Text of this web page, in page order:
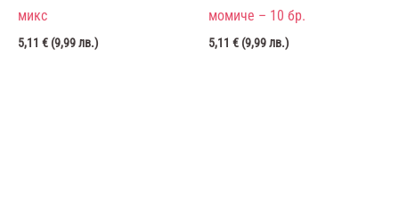
микс
5,11 € (9,99лв.)
момиче – 10 бр.
5,11 € (9,99лв.)